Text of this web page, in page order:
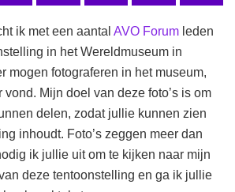
ik met een aantal AVO Forum leden
in het Wereldmuseum in
mogen fotograferen in het museum,
Mijn doel van deze foto’s is om
delen, zodat jullie kunnen zien
inhoudt. Foto’s zeggen meer dan
ik jullie uit om te kijken naar mijn
deze tentoonstelling en ga ik jullie